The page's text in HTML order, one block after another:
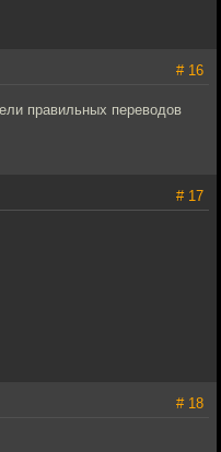
# 16
правильных переводов
# 17
# 18